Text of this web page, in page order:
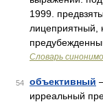
1999.
лицеприятный,
Словарь
54 объективный
ирреальный